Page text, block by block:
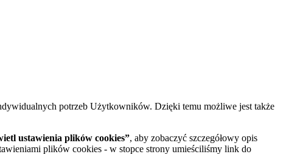
potrzeb Użytkowników. Dzięki temu możliwe jest także
ustawienia plików cookies”, aby zobaczyć szczegółowy opis
plików cookies - w stopce strony umieściliśmy link do